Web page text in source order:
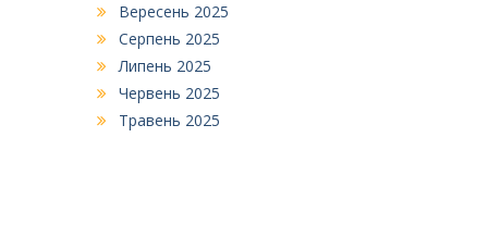
Вересень 2025
Серпень 2025
Липень 2025
Червень 2025
Травень 2025